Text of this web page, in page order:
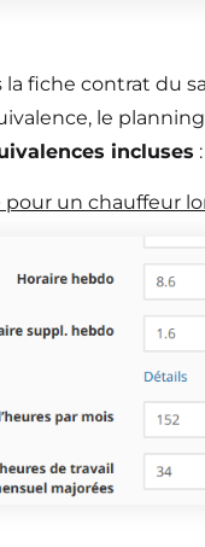
la fiche contrat du
le
incluses :
pour un chauffeur